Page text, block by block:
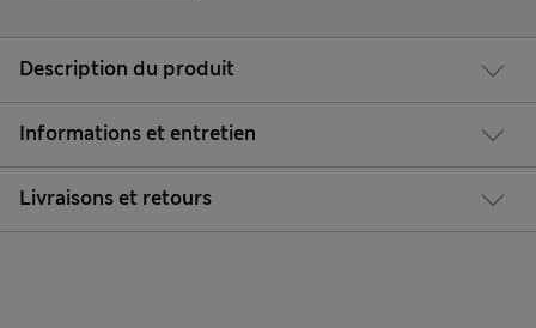
Description du produit
Informations et entretien
Livraisons et retours